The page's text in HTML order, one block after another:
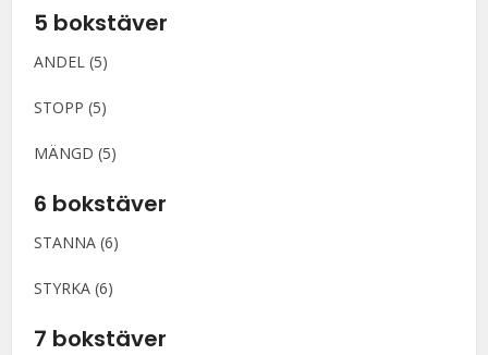
5 bokstäver
ANDEL (5)
STOPP (5)
MÄNGD (5)
6 bokstäver
STANNA (6)
STYRKA (6)
7 bokstäver